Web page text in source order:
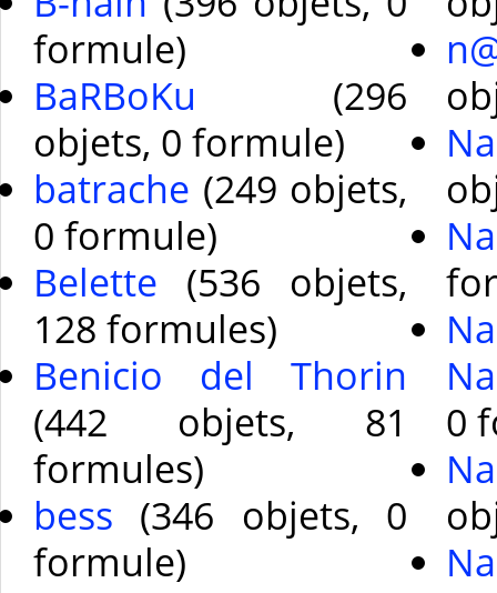
formule)
BaRBoKu (296
objets, 0 formule)
batrache (249 objets,
0 formule)
Belette (536 objets,
128 formules)
Benicio del Thorin
(442 objets, 81
formules)
bess (346 objets, 0
formule)
0